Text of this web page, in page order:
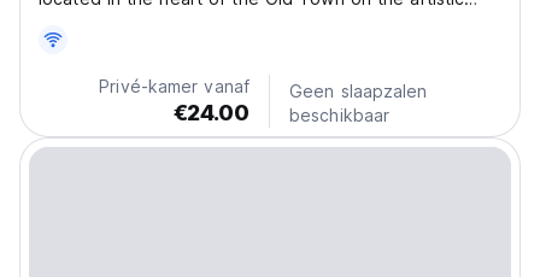
ensuring a peaceful environment and restful stay just a
few steps from the city center. The room...
Privé-kamer vanaf
€24.00
Geen slaapzalen
beschikbaar